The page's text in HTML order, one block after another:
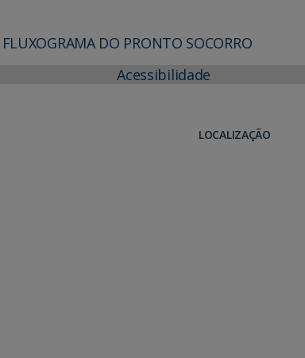
FLUXOGRAMA DO PRONTO SOCORRO
Acessibilidade
LOCALIZAÇÃO